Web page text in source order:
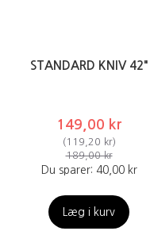
STANDARD KNIV 42"
149,00 kr
( 119,20 kr)
189,00 kr
Du sparer: 40,00 kr
Læg i kurv